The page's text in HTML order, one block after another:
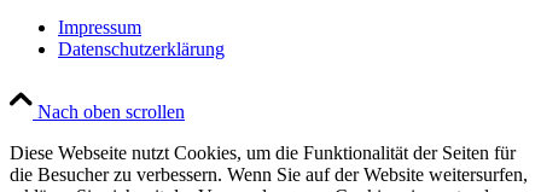
Impressum
Datenschutzerklärung
Nach oben scrollen
Diese Webseite nutzt Cookies, um die Funktionalität der Seiten für
die Besucher zu verbessern. Wenn Sie auf der Website weitersurfen,